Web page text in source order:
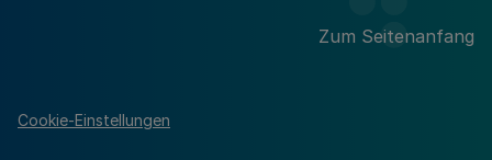
Zum Seitenanfang
Cookie-Einstellungen